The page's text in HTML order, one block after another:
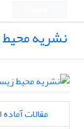
نشریه
مقالات